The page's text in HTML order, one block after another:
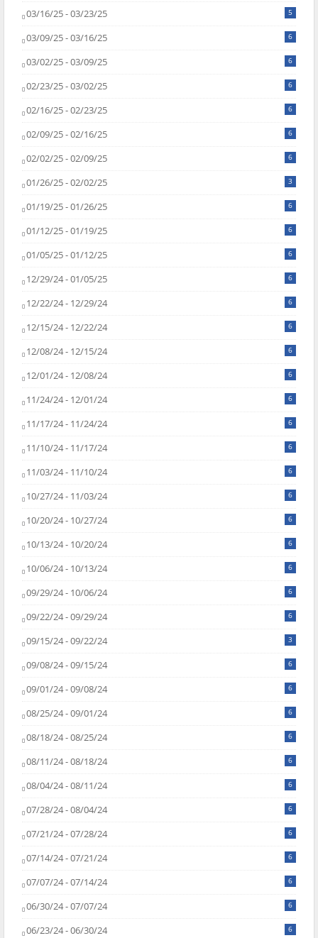
03/16/25 - 03/23/25 5
03/09/25 - 03/16/25 6
03/02/25 - 03/09/25 6
02/23/25 - 03/02/25 6
02/16/25 - 02/23/25 6
02/09/25 - 02/16/25 6
02/02/25 - 02/09/25 6
01/26/25 - 02/02/25 3
01/19/25 - 01/26/25 6
01/12/25 - 01/19/25 6
01/05/25 - 01/12/25 6
12/29/24 - 01/05/25 6
12/22/24 - 12/29/24 6
12/15/24 - 12/22/24 6
12/08/24 - 12/15/24 6
12/01/24 - 12/08/24 6
11/24/24 - 12/01/24 6
11/17/24 - 11/24/24 6
11/10/24 - 11/17/24 6
11/03/24 - 11/10/24 6
10/27/24 - 11/03/24 6
10/20/24 - 10/27/24 6
10/13/24 - 10/20/24 6
10/06/24 - 10/13/24 6
09/29/24 - 10/06/24 6
09/22/24 - 09/29/24 6
09/15/24 - 09/22/24 3
09/08/24 - 09/15/24 6
09/01/24 - 09/08/24 6
08/25/24 - 09/01/24 6
08/18/24 - 08/25/24 6
08/11/24 - 08/18/24 6
08/04/24 - 08/11/24 6
07/28/24 - 08/04/24 6
07/21/24 - 07/28/24 6
07/14/24 - 07/21/24 6
07/07/24 - 07/14/24 6
06/30/24 - 07/07/24 6
06/23/24 - 06/30/24 6